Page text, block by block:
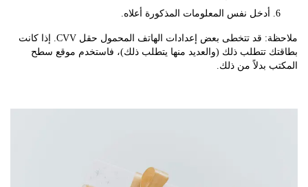
أدخل نفس المعلومات المذكورة أعلاه.
ملاحظة: قد تتخطى بعض إعدادات الهاتف المحمول حقل CVV. إذا كانت
تتطلب ذلك (والعديد منها يتطلب ذلك)، فاستخدم موقع سطح
بدلاً من ذلك.